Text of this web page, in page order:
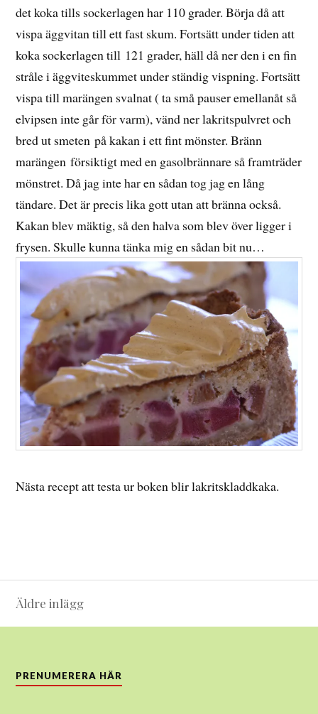
det koka tills sockerlagen har 110 grader. Börja då att
vispa äggvitan till ett fast skum. Fortsätt under tiden att
koka sockerlagen till 121 grader, häll då ner den i en fin
stråle i äggviteskummet under ständig vispning. Fortsätt
vispa till marängen svalnat ( ta små pauser emellanåt så
elvipsen inte går för varm), vänd ner lakritspulvret och
bred ut smeten på kakan i ett fint mönster. Bränn
marängen försiktigt med en gasolbrännare så framträder
mönstret. Då jag inte har en sådan tog jag en lång
tändare. Det är precis lika gott utan att bränna också.
Kakan blev mäktig, så den halva som blev över ligger i
frysen. Skulle kunna tänka mig en sådan bit nu…
Nästa recept att testa ur boken blir lakritskladdkaka.
Inläggsnavigering
Äldre inlägg
PRENUMERERA HÄR